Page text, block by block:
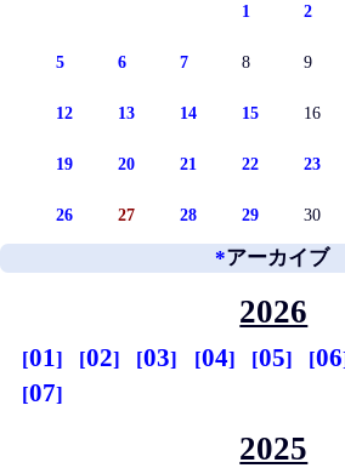
1 2
5 6 7 8 9
12 13 14 15 16
19 20 21 22 23
26 27 28 29 30
*アーカイブ
2026
01 02 03 04 05
06
07
2025